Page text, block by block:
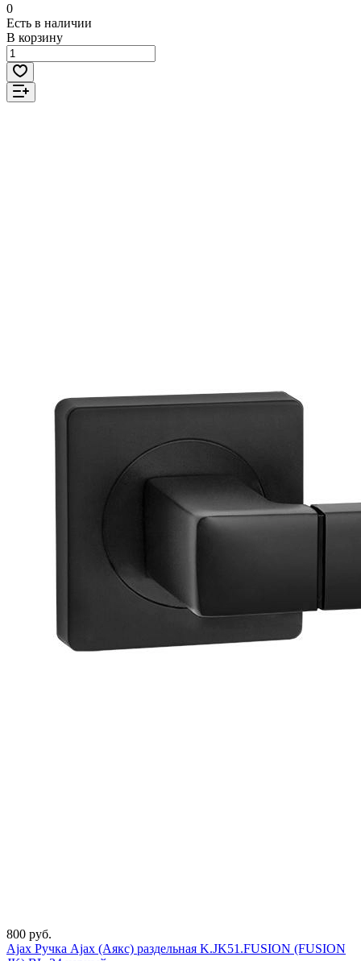
0
Есть в наличии
В корзину
800 руб.
Ajax Ручка Ajax (Аякс) раздельная K.JK51.FUSION (FUSION